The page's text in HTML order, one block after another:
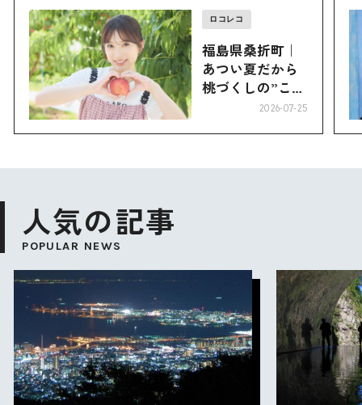
ロコレコ
福島県桑折町｜
あつい夏だから
桃づくしの”こお
2026-07-25
人気の記事
POPULAR NEWS